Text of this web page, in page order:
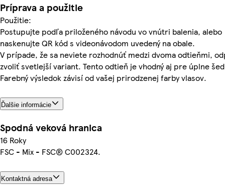
Príprava a použitie
Použitie:
Postupujte podľa priloženého návodu vo vnútri balenia, alebo
naskenujte QR kód s videonávodom uvedený na obale.
V prípade, že sa neviete rozhodnúť medzi dvoma odtieňmi,
zvoliť svetlejší variant. Tento odtieň je vhodný aj pre úplne
Farebný výsledok závisí od vašej prirodzenej farby vlasov.
Ďalšie informácie
Spodná veková hranica
16 Roky
FSC - Mix - FSC® C002324.
Kontaktná adresa